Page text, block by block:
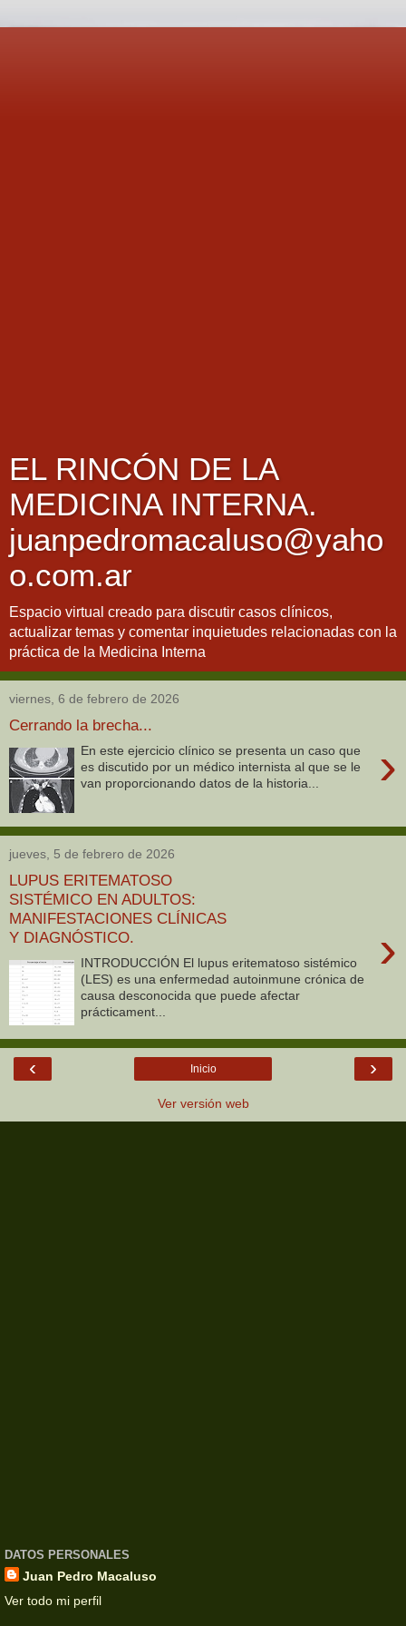
EL RINCÓN DE LA
MEDICINA INTERNA.
juanpedromacaluso@yaho
o.com.ar
Espacio virtual creado para discutir casos clínicos,
actualizar temas y comentar inquietudes relacionadas con la
práctica de la Medicina Interna
viernes, 6 de febrero de 2026
Cerrando la brecha...
›
En este ejercicio clínico se presenta un caso que
es discutido por un médico internista al que se le
van proporcionando datos de la historia...
jueves, 5 de febrero de 2026
LUPUS ERITEMATOSO
SISTÉMICO EN ADULTOS:
MANIFESTACIONES CLÍNICAS
Y DIAGNÓSTICO.
›
INTRODUCCIÓN El lupus eritematoso sistémico
(LES) es una enfermedad autoinmune crónica de
causa desconocida que puede afectar
prácticament...
‹ ›
Inicio
Ver versión web
DATOS PERSONALES
Juan Pedro Macaluso
Ver todo mi perfil